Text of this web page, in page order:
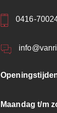
0416-
Maandag t/m